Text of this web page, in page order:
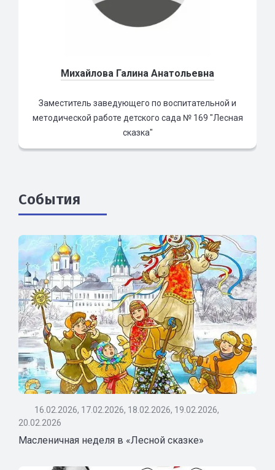
Михайлова Галина Анатольевна
Заместитель заведующего по воспитательной и
методической работе детского сада № 169 "Лесная
сказка"
События
16.02.2026, 17.02.2026, 18.02.2026, 19.02.2026,
20.02.2026
Масленичная неделя в «Лесной сказке»